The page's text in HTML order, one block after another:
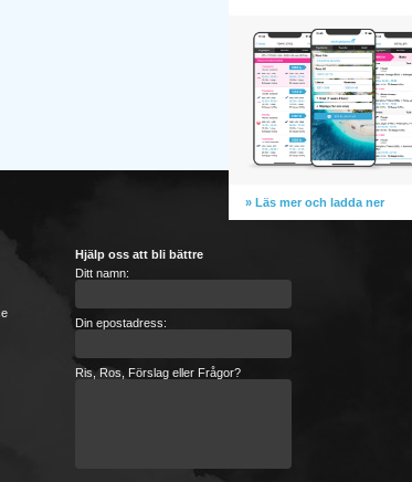
» Läs mer och ladda ner
Hjälp oss att bli bättre
Ditt namn:
Din epostadress:
Ris, Ros, Förslag eller Frågor?